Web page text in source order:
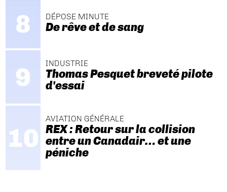
DÉPOSE MINUTE
De rêve et de sang
INDUSTRIE
Thomas Pesquet breveté pilote
d'essai
AVIATION GÉNÉRALE
REX : Retour sur la collision
entre un Canadair… et une
péniche